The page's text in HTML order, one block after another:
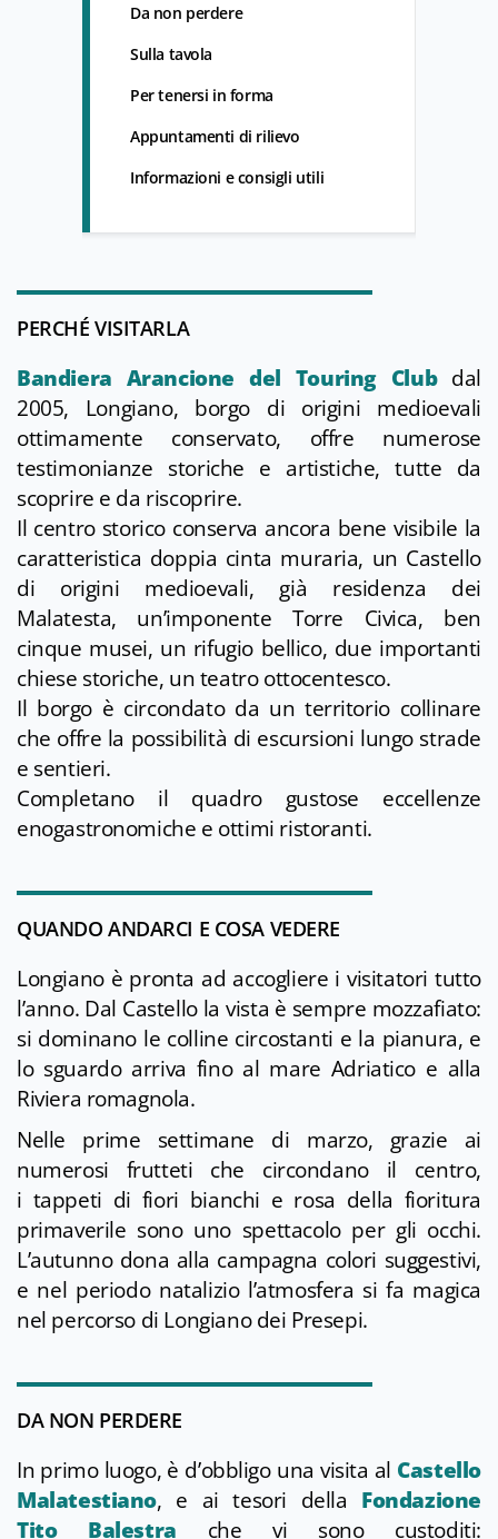
Da non perdere
Sulla tavola
Per tenersi in forma
Appuntamenti di rilievo
Informazioni e consigli utili
PERCHÉ VISITARLA
Bandiera Arancione del Touring Clubdal
2005, Longiano, borgo di origini medioevali
ottimamente conservato, offre numerose
testimonianze storiche e artistiche, tutte da
scoprire e da riscoprire.
Il centro storico conserva ancora bene visibile la
caratteristica doppia cinta muraria, un Castello
di origini medioevali, già residenza dei
Malatesta, un’imponente Torre Civica, ben
cinque musei, un rifugio bellico, due importanti
chiese storiche, un teatro ottocentesco.
Il borgo è circondato da un territorio collinare
che offre la possibilità di escursioni lungo strade
e sentieri.
Completano il quadro gustose eccellenze
enogastronomiche e ottimi ristoranti.
QUANDO ANDARCI E COSA VEDERE
Longiano è pronta ad accogliere i visitatori tutto
l’anno. Dal Castello la vista è sempre mozzafiato:
si dominano le colline circostanti e la pianura, e
lo sguardo arriva fino al mare Adriatico e alla
Riviera romagnola.
Nelle prime settimane di marzo, grazie ai
numerosi frutteti che circondano il centro,
i tappeti di fiori bianchi e rosa della fioritura
primaverile sono uno spettacolo per gli occhi.
L’autunno dona alla campagna colori suggestivi,
e nel periodo natalizio l’atmosfera si fa magica
nel percorso di Longiano dei Presepi.
DA NON PERDERE
In primo luogo, è d’obbligo una visita al Castello
Malatestiano, e ai tesori della Fondazione
Tito Balestra che vi sono custoditi: